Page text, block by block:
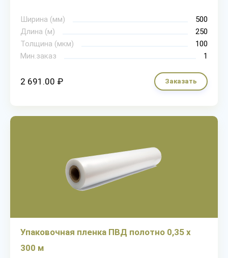
Ширина (мм)
500
Длина (м)
250
Толщина (мкм)
100
Мин.заказ
1
2 691.00 ₽ Заказать
Упаковочная пленка ПВД полотно 0,35 х
300 м